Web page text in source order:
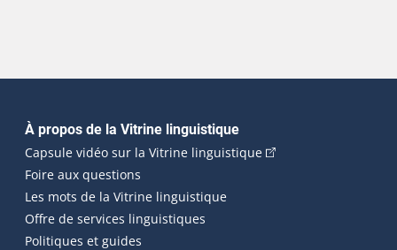
Navigation principale
À propos de la Vitrine linguistique
Capsule vidéo sur la Vitrine linguistique(Cet hyperlien
Foire aux questions
Les mots de la Vitrine linguistique
Offre de services linguistiques
Politiques et guides